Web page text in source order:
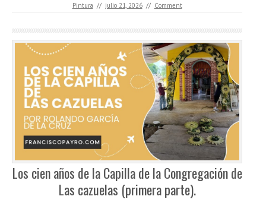
Pintura // julio 21, 2026 // Comment
Los cien años de la Capilla de la Congregación de
Las cazuelas (primera parte).